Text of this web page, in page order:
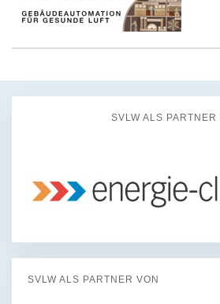
SVLW ALS PARTNER
SVLW ALS PARTNER VON